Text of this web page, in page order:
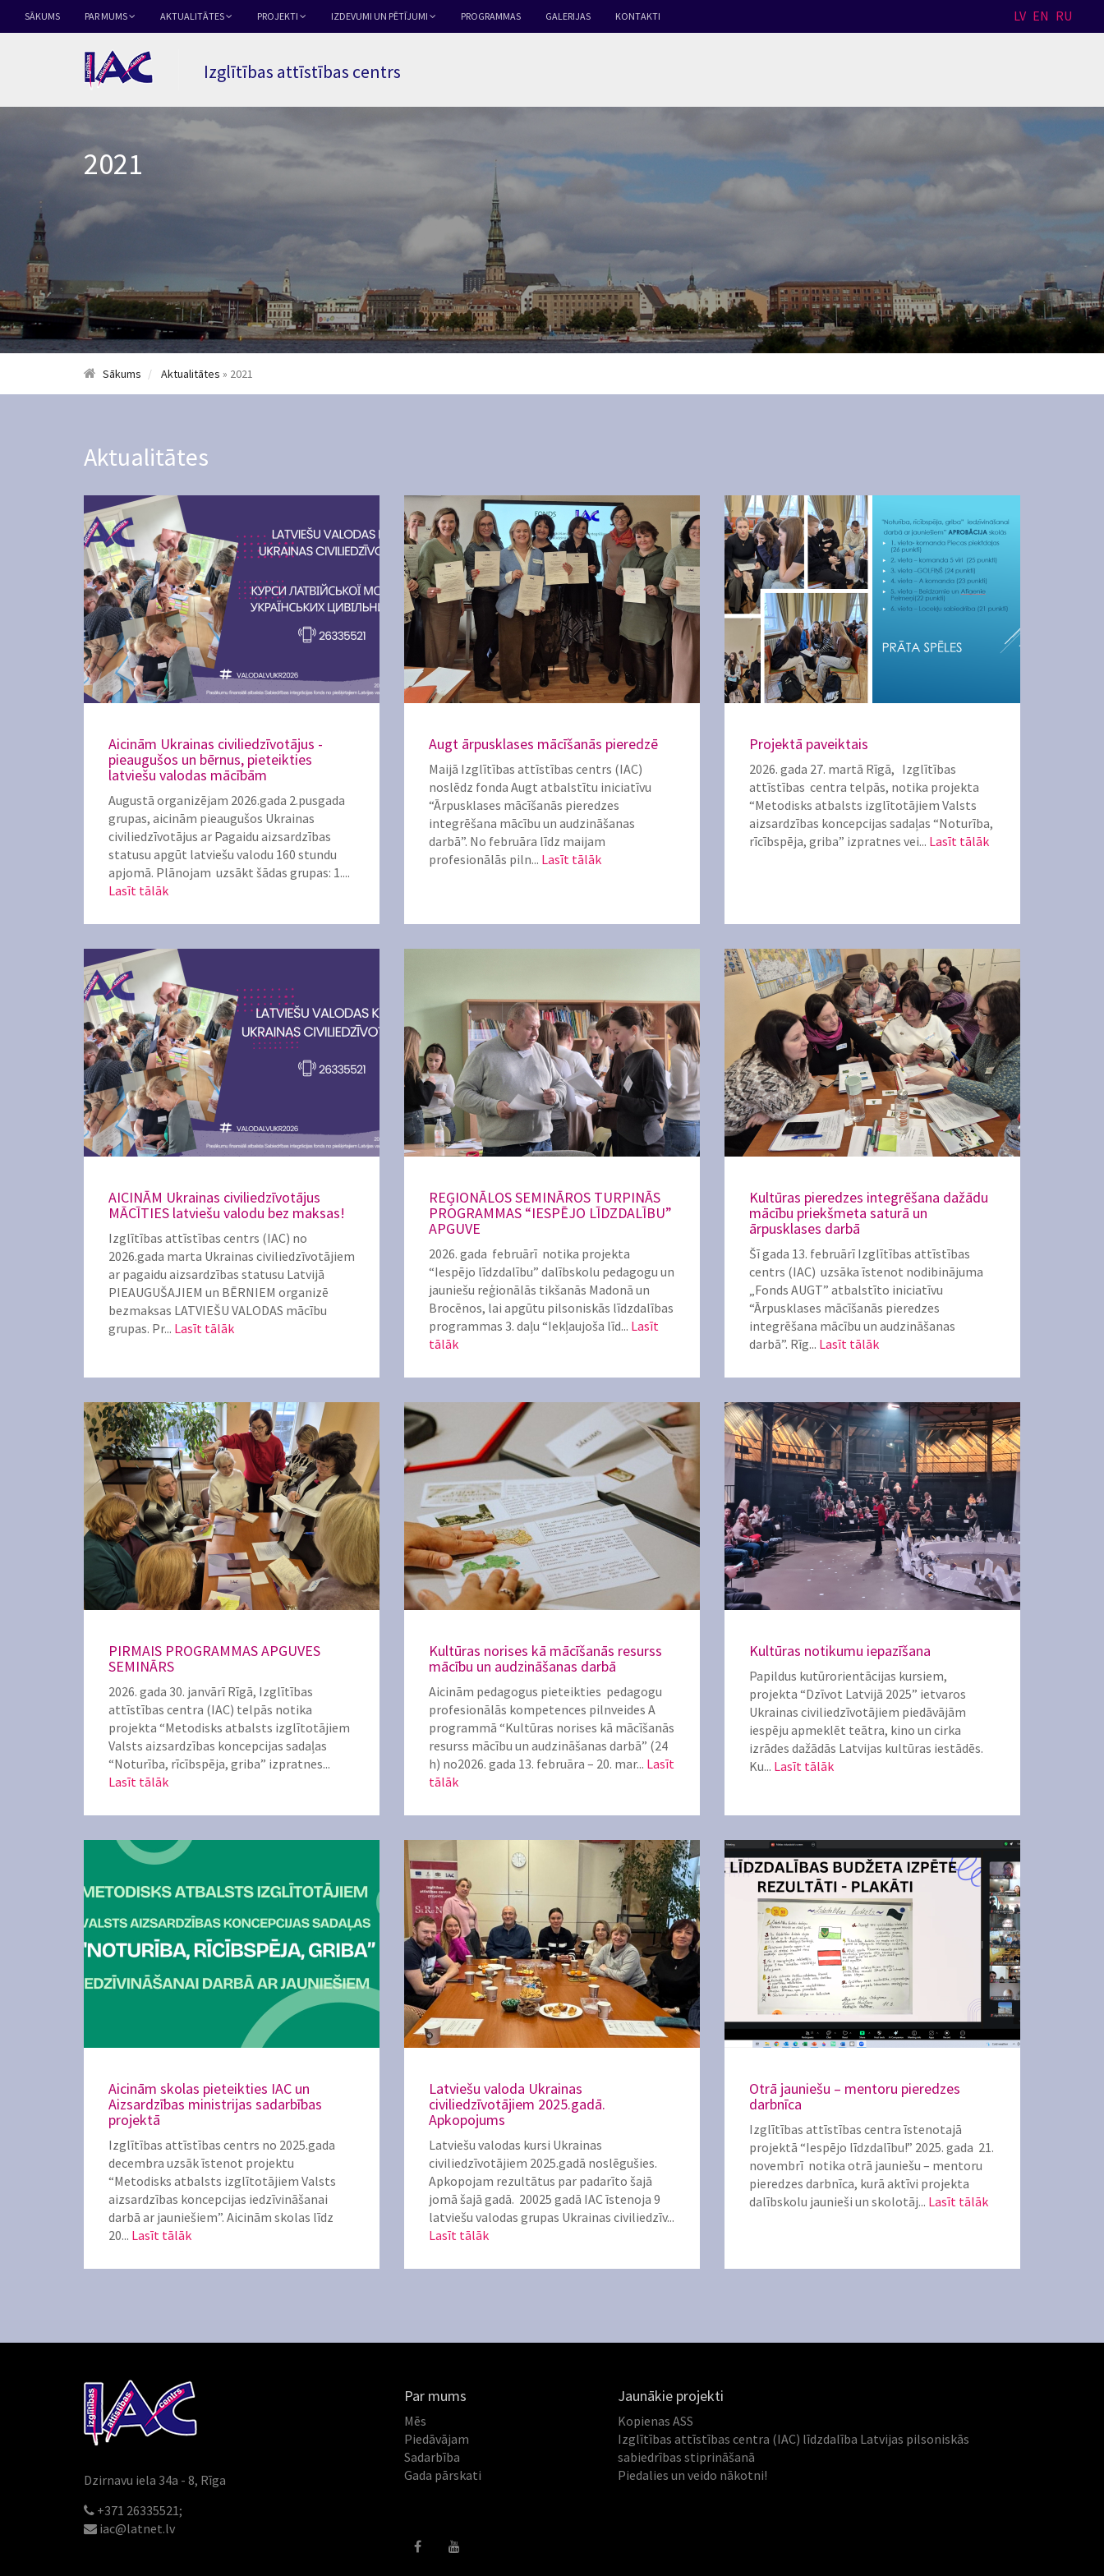
SĀKUMS PAR MUMS AKTUALITĀTES PROJEKTI IZDEVUMI UN PĒTĪJUMI PROGRAMMAS GALERIJAS KONTAKTI LV EN RU
Izglītības attīstības centrs
2021
Sākums Aktualitātes » 2021
Aktualitātes
Aicinām Ukrainas civiliedzīvotājus -
pieaugušos un bērnus, pieteikties
latviešu valodas mācībām
Augustā organizējam 2026.gada 2.pusgada
grupas, aicinām pieaugušos Ukrainas
civiliedzīvotājus ar Pagaidu aizsardzības
statusu apgūt latviešu valodu 160 stundu
apjomā. Plānojam uzsākt šādas grupas: 1....
Lasīt tālāk
Augt ārpusklases mācīšanās pieredzē
Maijā Izglītības attīstības centrs (IAC)
noslēdz fonda Augt atbalstītu iniciatīvu
“Ārpusklases mācīšanās pieredzes
integrēšana mācību un audzināšanas
darbā”. No februāra līdz maijam
profesionālās piln... Lasīt tālāk
Projektā paveiktais
2026. gada 27. martā Rīgā, Izglītības
attīstības centra telpās, notika projekta
“Metodisks atbalsts izglītotājiem Valsts
aizsardzības koncepcijas sadaļas “Noturība,
rīcībspēja, griba” izpratnes vei... Lasīt tālāk
AICINĀM Ukrainas civiliedzīvotājus
MĀCĪTIES latviešu valodu bez maksas!
Izglītības attīstības centrs (IAC) no
2026.gada marta Ukrainas civiliedzīvotājiem
ar pagaidu aizsardzības statusu Latvijā
PIEAUGUŠAJIEM un BĒRNIEM organizē
bezmaksas LATVIEŠU VALODAS mācību
grupas. Pr... Lasīt tālāk
REĢIONĀLOS SEMINĀROS TURPINĀS
PROGRAMMAS “IESPĒJO LĪDZDALĪBU”
APGUVE
2026. gada februārī notika projekta
“Iespējo līdzdalību” dalībskolu pedagogu un
jauniešu reģionālās tikšanās Madonā un
Brocēnos, lai apgūtu pilsoniskās līdzdalības
programmas 3. daļu “Iekļaujoša līd... Lasīt
tālāk
Kultūras pieredzes integrēšana dažādu
mācību priekšmeta saturā un
ārpusklases darbā
Šī gada 13. februārī Izglītības attīstības
centrs (IAC) uzsāka īstenot nodibinājuma
„Fonds AUGT” atbalstīto iniciatīvu
“Ārpusklases mācīšanās pieredzes
integrēšana mācību un audzināšanas
darbā”. Rīg... Lasīt tālāk
PIRMAIS PROGRAMMAS APGUVES
SEMINĀRS
2026. gada 30. janvārī Rīgā, Izglītības
attīstības centra (IAC) telpās notika
projekta “Metodisks atbalsts izglītotājiem
Valsts aizsardzības koncepcijas sadaļas
“Noturība, rīcībspēja, griba” izpratnes...
Lasīt tālāk
Kultūras norises kā mācīšanās resurss
mācību un audzināšanas darbā
Aicinām pedagogus pieteikties pedagogu
profesionālās kompetences pilnveides A
programmā “Kultūras norises kā mācīšanās
resurss mācību un audzināšanas darbā” (24
h) no2026. gada 13. februāra – 20. mar... Lasīt
tālāk
Kultūras notikumu iepazīšana
Papildus kutūrorientācijas kursiem,
projekta “Dzīvot Latvijā 2025” ietvaros
Ukrainas civiliedzīvotājiem piedāvājām
iespēju apmeklēt teātra, kino un cirka
izrādes dažādās Latvijas kultūras iestādēs.
Ku... Lasīt tālāk
Aicinām skolas pieteikties IAC un
Aizsardzības ministrijas sadarbības
projektā
Izglītības attīstības centrs no 2025.gada
decembra uzsāk īstenot projektu
“Metodisks atbalsts izglītotājiem Valsts
aizsardzības koncepcijas iedzīvināšanai
darbā ar jauniešiem”. Aicinām skolas līdz
20... Lasīt tālāk
Latviešu valoda Ukrainas
civiliedzīvotājiem 2025.gadā.
Apkopojums
Latviešu valodas kursi Ukrainas
civiliedzīvotājiem 2025.gadā noslēgušies.
Apkopojam rezultātus par padarīto šajā
jomā šajā gadā. 20025 gadā IAC īstenoja 9
latviešu valodas grupas Ukrainas civiliedzīv...
Lasīt tālāk
Otrā jauniešu – mentoru pieredzes
darbnīca
Izglītības attīstības centra īstenotajā
projektā “Iespējo līdzdalību!” 2025. gada 21.
novembrī notika otrā jauniešu – mentoru
pieredzes darbnīca, kurā aktīvi projekta
dalībskolu jaunieši un skolotāj... Lasīt tālāk
Dzirnavu iela 34a - 8, Rīga
+371 26335521;
iac@latnet.lv
Par mums
Mēs
Piedāvājam
Sadarbība
Gada pārskati
Jaunākie projekti
Kopienas ASS
Izglītības attīstības centra (IAC) līdzdalība Latvijas pilsoniskās
sabiedrības stiprināšanā
Piedalies un veido nākotni!